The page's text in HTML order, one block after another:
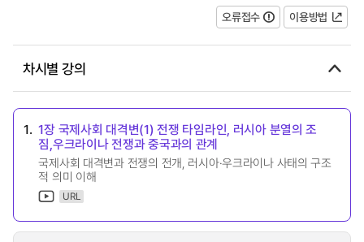
오류접수 이용방법
차시별 강의
1. 1장 국제사회 대격변(1) 전쟁 타임라인, 러시아 분열의 조
짐,우크라이나 전쟁과 중국과의 관계
국제사회 대격변과 전쟁의 전개, 러시아·우크라이나 사태의 구조
적 의미 이해
URL